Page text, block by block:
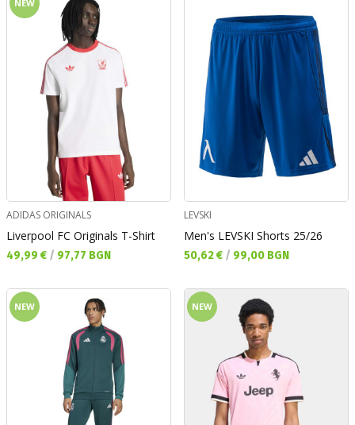
NEW
ADIDAS ORIGINALS
Liverpool FC Originals T-Shirt
Текуща цена:
49,99 € / 97,77 BGN
LEVSKI
Men's LEVSKI Shorts 25/26
Текуща цена:
50,62 € / 99,00 BGN
NEW NEW